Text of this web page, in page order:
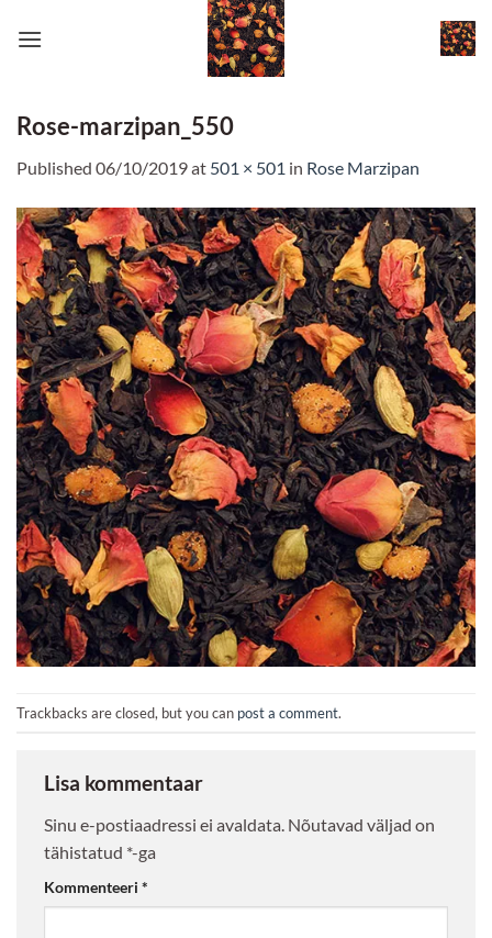
Rose-marzipan_550
Published 06/10/2019at 501 × 501 in Rose Marzipan
Trackbacks are closed, but you can post a comment.
Lisa kommentaar
Sinu e-postiaadressi ei avaldata. Nõutavad väljad on
tähistatud *-ga
Kommenteeri *